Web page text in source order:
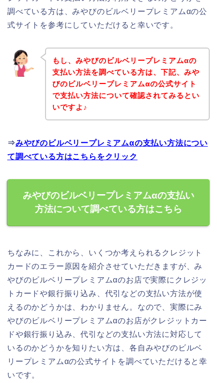
調べている方は、みやびのビルベリープレミアムαの公
式サイトを参考にしていただけると幸いです。
もし、みやびのビルベリープレミアムαの
支払い方法を調べている方は、下記、みや
びのビルベリープレミアムαの公式サイト
で支払い方法について確認されてみるとい
いですよ♪
⇒みやびのビルベリープレミアムαの支払い方法につい
て調べている方はこちらをクリック
みやびのビルベリープレミアムαの支払い
方法について調べている方はこちら
ちなみに、これから、いくつか考えられるクレジット
カードのエラー原因を紹介させていただきますが、み
やびのビルベリープレミアムαのお店で実際にクレジッ
トカードや銀行振り込み、代引などの支払い方法が使
えるのかどうかは、わかりません。なので、実際にみ
やびのビルベリープレミアムαのお店がクレジットカー
ドや銀行振り込み、代引などの支払い方法に対応して
いるのかどうかを知りたい方は、各自みやびのビルベ
リープレミアムαの公式サイトを調べていただけると幸
いです。